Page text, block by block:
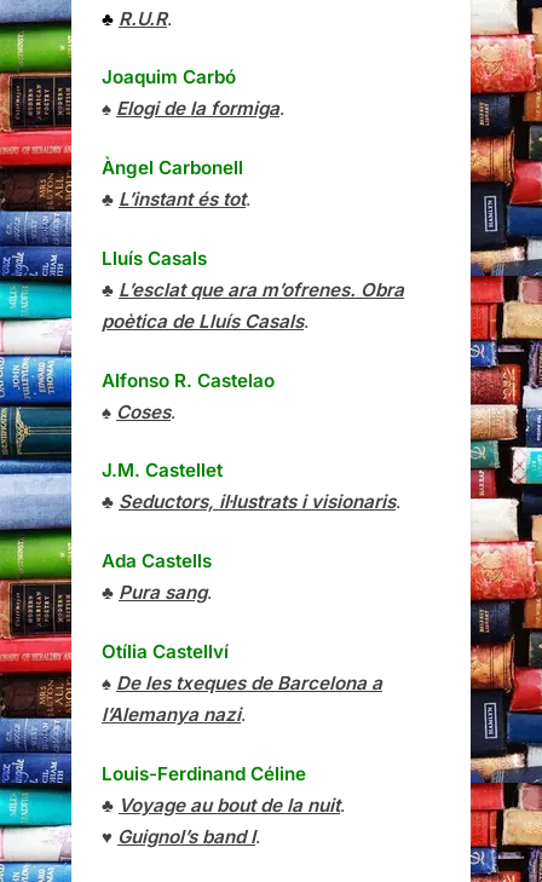
♣ R.U.R.
Joaquim Carbó
♠ Elogi de la formiga.
Àngel Carbonell
♣ L’instant és tot.
Lluís Casals
♣ L’esclat que ara m’ofrenes. Obra
poètica de Lluís Casals.
Alfonso R. Castelao
♠ Coses.
J.M. Castellet
♣ Seductors, il·lustrats i visionaris.
Ada Castells
♣ Pura sang.
Otília Castellví
♠ De les txeques de Barcelona a
l’Alemanya nazi.
Louis-Ferdinand Céline
♣ Voyage au bout de la nuit.
♥ Guignol’s band I.